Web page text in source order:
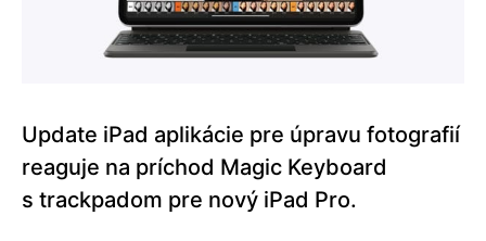
Update iPad aplikácie pre úpravu fotografií
reaguje na príchod Magic Keyboard
s trackpadom pre nový iPad Pro.